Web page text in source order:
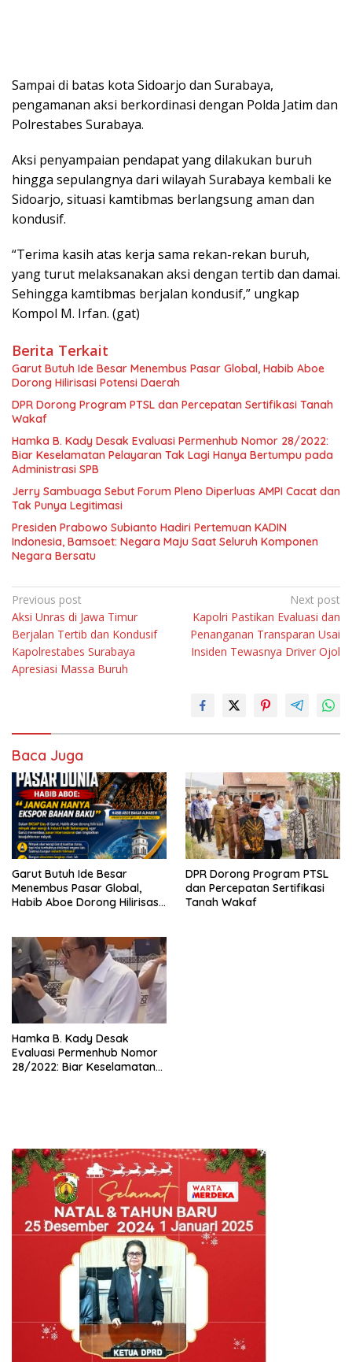
Sampai di batas kota Sidoarjo dan Surabaya,
pengamanan aksi berkordinasi dengan Polda Jatim dan
Polrestabes Surabaya.
Aksi penyampaian pendapat yang dilakukan buruh
hingga sepulangnya dari wilayah Surabaya kembali ke
Sidoarjo, situasi kamtibmas berlangsung aman dan
kondusif.
“Terima kasih atas kerja sama rekan-rekan buruh,
yang turut melaksanakan aksi dengan tertib dan damai.
Sehingga kamtibmas berjalan kondusif,” ungkap
Kompol M. Irfan. (gat)
Berita Terkait
Garut Butuh Ide Besar Menembus Pasar Global, Habib Aboe
Dorong Hilirisasi Potensi Daerah
DPR Dorong Program PTSL dan Percepatan Sertifikasi Tanah
Wakaf
Hamka B. Kady Desak Evaluasi Permenhub Nomor 28/2022:
Biar Keselamatan Pelayaran Tak Lagi Hanya Bertumpu pada
Administrasi SPB
Jerry Sambuaga Sebut Forum Pleno Diperluas AMPI Cacat dan
Tak Punya Legitimasi
Presiden Prabowo Subianto Hadiri Pertemuan KADIN
Indonesia, Bamsoet: Negara Maju Saat Seluruh Komponen
Negara Bersatu
Navigasi
pos
Previous post
Aksi Unras di Jawa Timur
Berjalan Tertib dan Kondusif
Kapolrestabes Surabaya
Apresiasi Massa Buruh
Next post
Kapolri Pastikan Evaluasi dan
Penanganan Transparan Usai
Insiden Tewasnya Driver Ojol
Baca Juga
Garut Butuh Ide Besar
Menembus Pasar Global,
Habib Aboe Dorong Hilirisasi
DPR Dorong Program PTSL
dan Percepatan Sertifikasi
Tanah Wakaf
Hamka B. Kady Desak
Evaluasi Permenhub Nomor
28/2022: Biar Keselamatan